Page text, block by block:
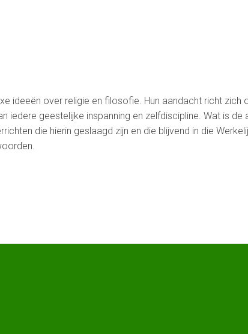
ideeën over religie en filosofie. Hun aandacht richt zich
iedere geestelijke inspanning en zelfdiscipline. Wat is de
die hierin geslaagd zijn en die blijvend in die